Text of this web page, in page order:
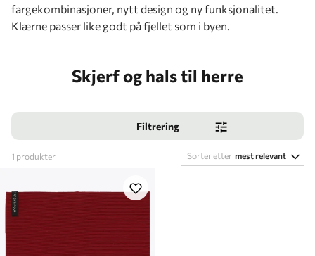
fargekombinasjoner, nytt design og ny funksjonalitet.
Klærne passer like godt på fjellet som i byen.
Skjerf og hals til herre
Filtrering
1 produkter Sorter etter mest relevant